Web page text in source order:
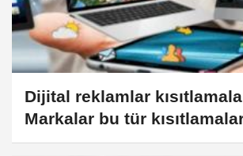
Dijital reklamlar
Markalar bu tür
yapmalı?